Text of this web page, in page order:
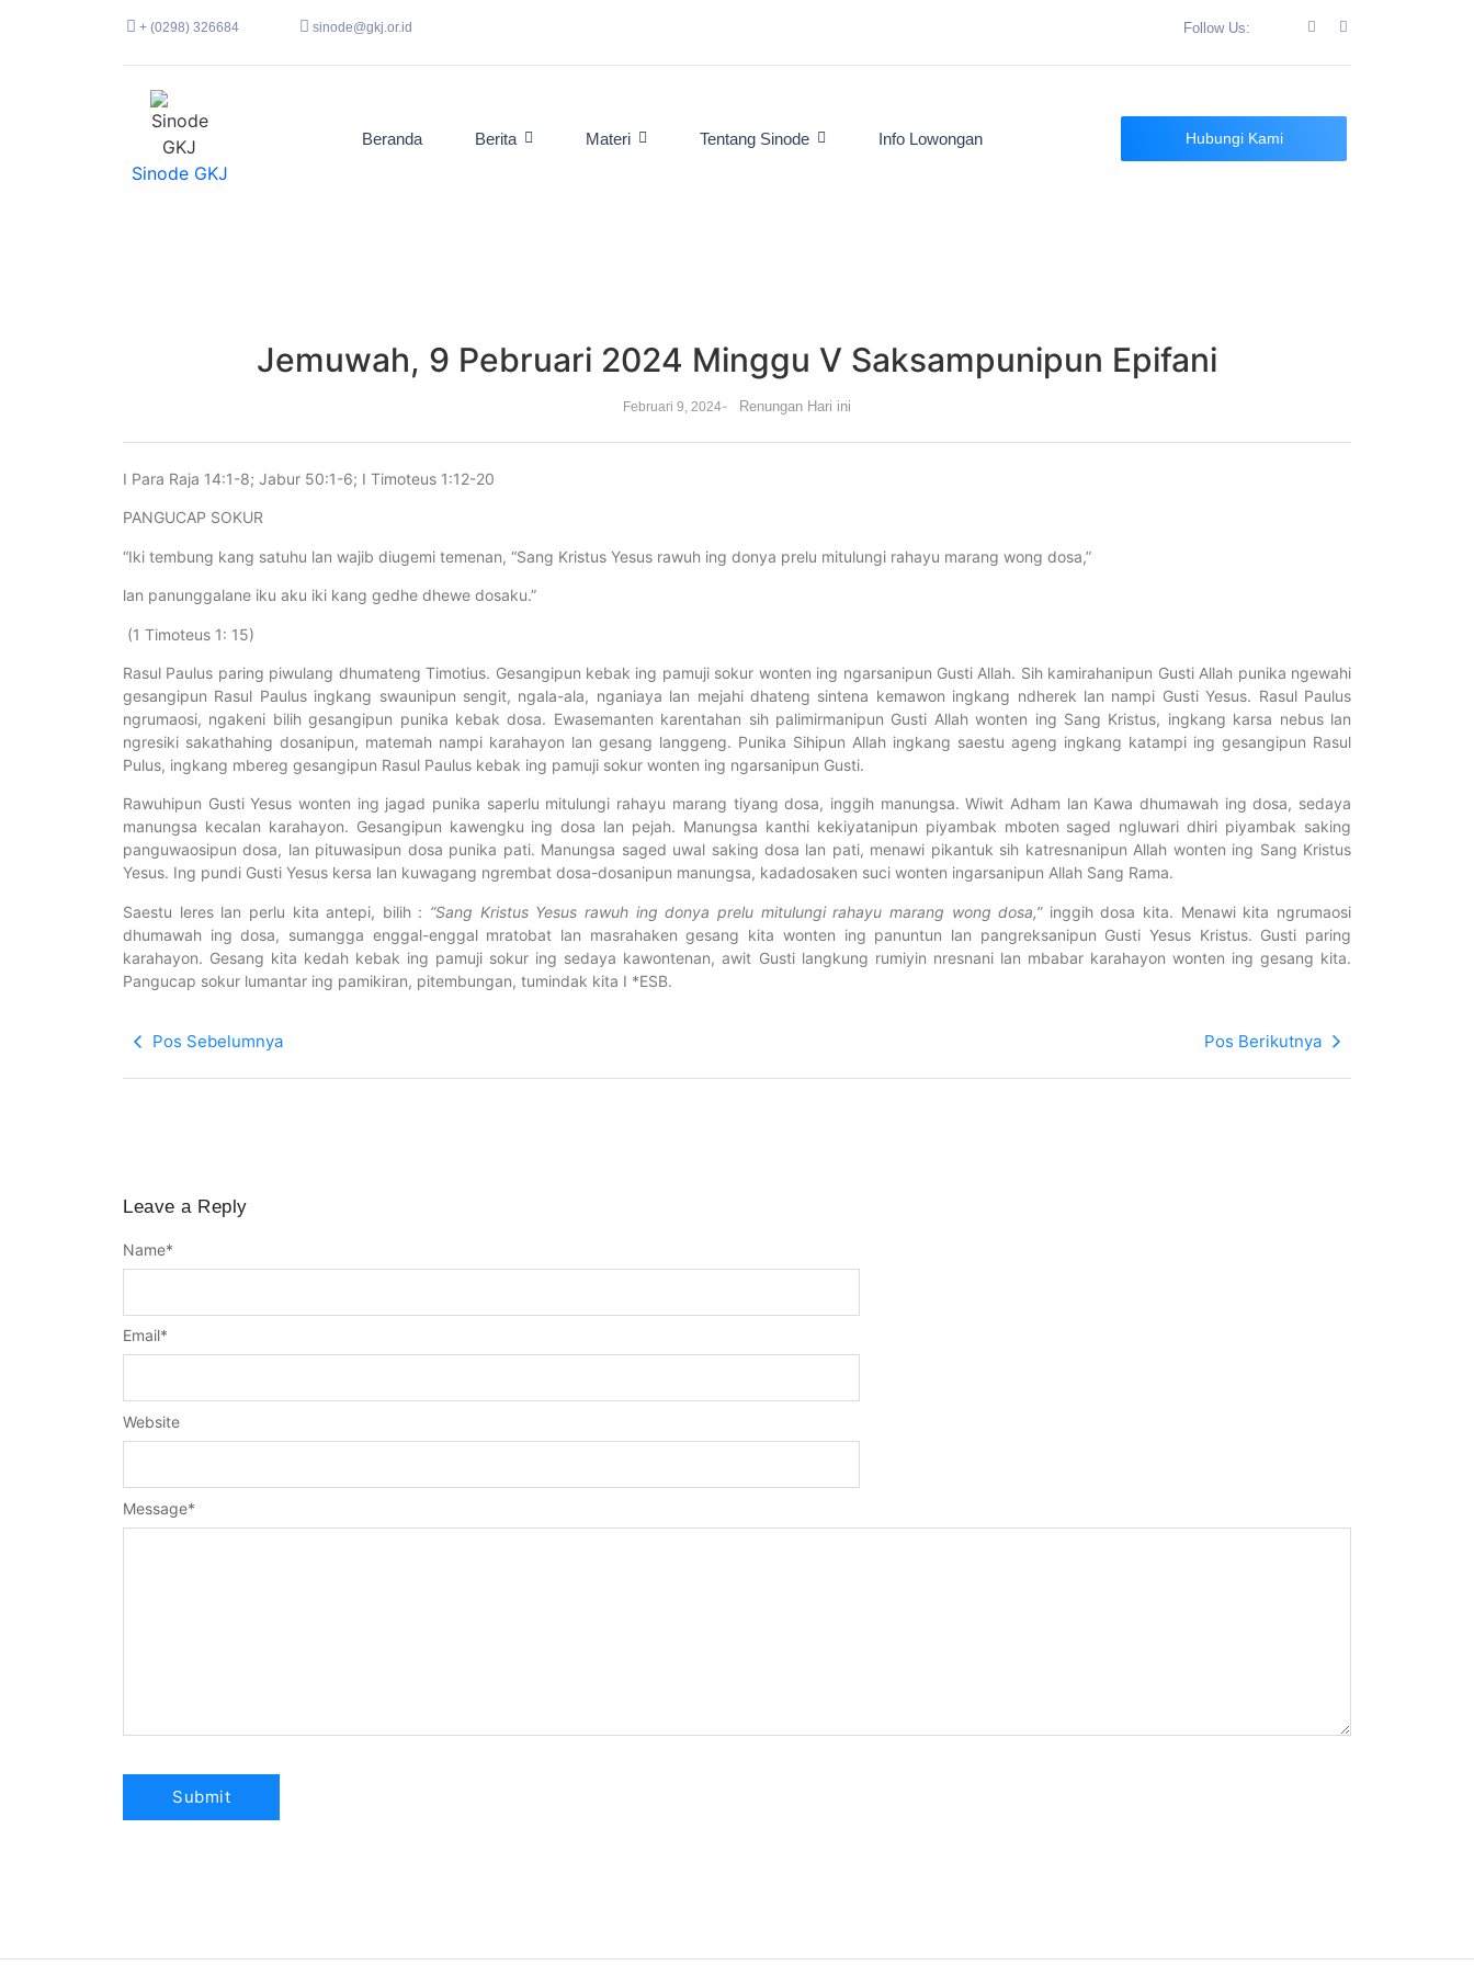
+ (0298) 326684 sinode@gkj.or.id Follow Us:
Sinode GKJ
Beranda Berita Materi Tentang Sinode Info Lowongan Hubungi Kami
Jemuwah, 9 Pebruari 2024 Minggu V Saksampunipun Epifani
Februari 9, 2024- Renungan Hari ini
I Para Raja 14:1-8; Jabur 50:1-6; I Timoteus 1:12-20
PANGUCAP SOKUR
“Iki tembung kang satuhu lan wajib diugemi temenan, “Sang Kristus Yesus rawuh ing donya prelu mitulungi rahayu marang wong dosa,”
lan panunggalane iku aku iki kang gedhe dhewe dosaku.”
(1 Timoteus 1: 15)
Rasul Paulus paring piwulang dhumateng Timotius. Gesangipun kebak ing pamuji sokur wonten ing ngarsanipun Gusti Allah. Sih kamirahanipun Gusti Allah punika ngewahi
gesangipun Rasul Paulus ingkang swaunipun sengit, ngala-ala, nganiaya lan mejahi dhateng sintena kemawon ingkang ndherek lan nampi Gusti Yesus. Rasul Paulus
ngrumaosi, ngakeni bilih gesangipun punika kebak dosa. Ewasemanten karentahan sih palimirmanipun Gusti Allah wonten ing Sang Kristus, ingkang karsa nebus lan
ngresiki sakathahing dosanipun, matemah nampi karahayon lan gesang langgeng. Punika Sihipun Allah ingkang saestu ageng ingkang katampi ing gesangipun Rasul
Pulus, ingkang mbereg gesangipun Rasul Paulus kebak ing pamuji sokur wonten ing ngarsanipun Gusti.
Rawuhipun Gusti Yesus wonten ing jagad punika saperlu mitulungi rahayu marang tiyang dosa, inggih manungsa. Wiwit Adham lan Kawa dhumawah ing dosa, sedaya
manungsa kecalan karahayon. Gesangipun kawengku ing dosa lan pejah. Manungsa kanthi kekiyatanipun piyambak mboten saged ngluwari dhiri piyambak saking
panguwaosipun dosa, lan pituwasipun dosa punika pati. Manungsa saged uwal saking dosa lan pati, menawi pikantuk sih katresnanipun Allah wonten ing Sang Kristus
Yesus. Ing pundi Gusti Yesus kersa lan kuwagang ngrembat dosa-dosanipun manungsa, kadadosaken suci wonten ingarsanipun Allah Sang Rama.
Saestu leres lan perlu kita antepi, bilih : “Sang Kristus Yesus rawuh ing donya prelu mitulungi rahayu marang wong dosa,”inggih dosa kita. Menawi kita ngrumaosi
dhumawah ing dosa, sumangga enggal-enggal mratobat lan masrahaken gesang kita wonten ing panuntun lan pangreksanipun Gusti Yesus Kristus. Gusti paring
karahayon. Gesang kita kedah kebak ing pamuji sokur ing sedaya kawontenan, awit Gusti langkung rumiyin nresnani lan mbabar karahayon wonten ing gesang kita.
Pangucap sokur lumantar ing pamikiran, pitembungan, tumindak kita I *ESB.
Pos Sebelumnya Pos Berikutnya
Leave a Reply
Message*
Name*
Email*
Website